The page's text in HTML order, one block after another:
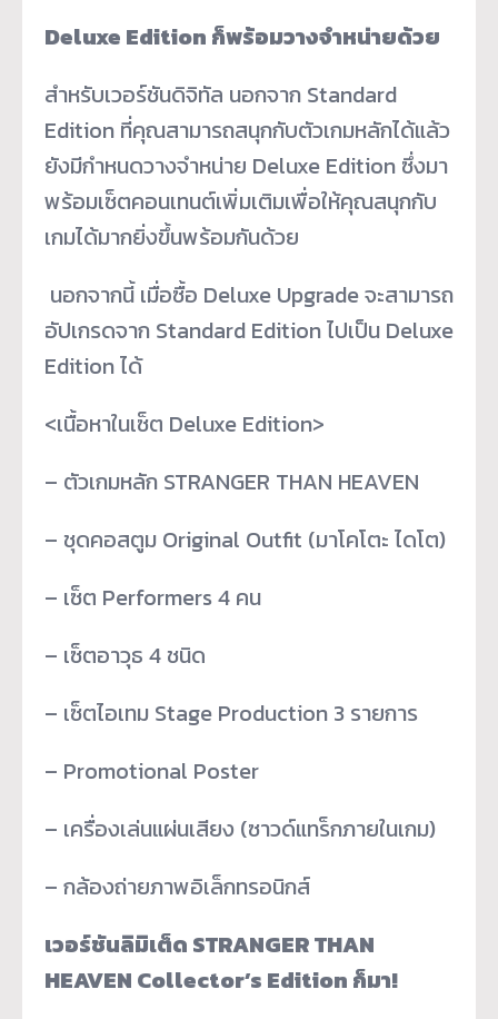
Deluxe Edition ก็พร้อมวางจำหน่ายด้วย
สำหรับเวอร์ชันดิจิทัล นอกจาก Standard
Edition ที่คุณสามารถสนุกกับตัวเกมหลักได้แล้ว
ยังมีกำหนดวางจำหน่าย Deluxe Edition ซึ่งมา
พร้อมเซ็ตคอนเทนต์เพิ่มเติมเพื่อให้คุณสนุกกับ
เกมได้มากยิ่งขึ้นพร้อมกันด้วย
นอกจากนี้ เมื่อซื้อ Deluxe Upgrade จะสามารถ
อัปเกรดจาก Standard Edition ไปเป็น Deluxe
Edition ได้
<เนื้อหาในเซ็ต Deluxe Edition>
– ตัวเกมหลัก STRANGER THAN HEAVEN
– ชุดคอสตูม Original Outfit (มาโคโตะ ไดโต)
– เซ็ต Performers 4 คน
– เซ็ตอาวุธ 4 ชนิด
– เซ็ตไอเทม Stage Production 3 รายการ
– Promotional Poster
– เครื่องเล่นแผ่นเสียง (ซาวด์แทร็กภายในเกม)
– กล้องถ่ายภาพอิเล็กทรอนิกส์
เวอร์ชันลิมิเต็ด STRANGER THAN
HEAVEN Collector’s Edition ก็มา!